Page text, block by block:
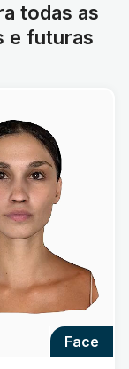
todas as
e futuras
face